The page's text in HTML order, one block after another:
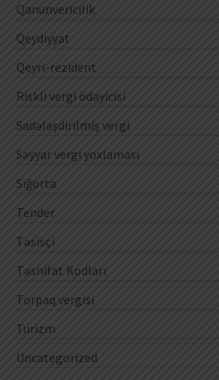
Qanunvericilik
Qeydiyyat
Qeyri-rezident
Riskli vergi ödəyicisi
Sadələşdirilmiş vergi
Səyyar vergi yoxlaması
Sığorta
Tender
Təsisçi
Təsnifat Kodları
Torpaq vergisi
Turizm
Uncategorized